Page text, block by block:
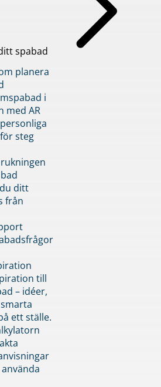
spabad
planera
i
med AR
steg
ditt
från
till
– idéer,
ett ställe.